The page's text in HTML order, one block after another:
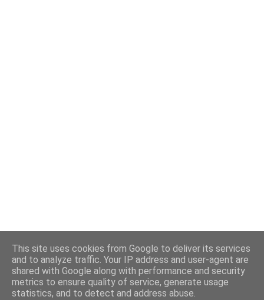
This site uses cookies from Google to deliver its services
and to analyze traffic. Your IP address and user-agent are
shared with Google along with performance and security
metrics to ensure quality of service, generate usage
statistics, and to detect and address abuse.